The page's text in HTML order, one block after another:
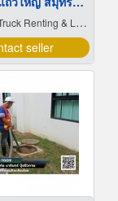
Renting & Leasing
seller